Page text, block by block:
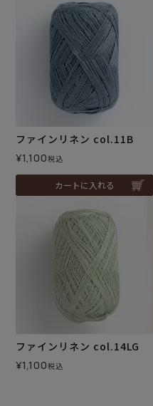
ファインリネン col.11B
¥1,100税込
カートに入れる
ファインリネン col.14LG
¥1,100税込